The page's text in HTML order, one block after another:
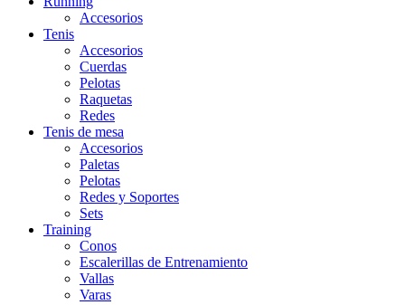
Accesorios
Tenis
Accesorios
Cuerdas
Pelotas
Raquetas
Redes
Tenis de mesa
Accesorios
Paletas
Pelotas
Redes y Soportes
Sets
Training
Conos
Escalerillas de Entrenamiento
Vallas
Varas